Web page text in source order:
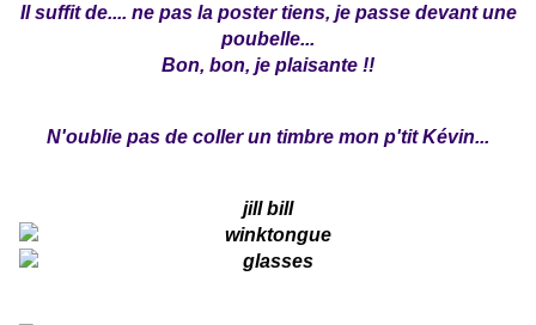
Il suffit de.... ne pas la poster tiens, je passe devant une
poubelle...
Bon, bon, je plaisante !!
N'oublie pas de coller un timbre mon p'tit Kévin...
jill bill